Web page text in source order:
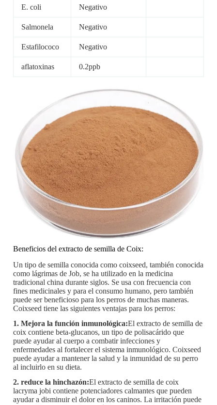
E. coli Negativo
Salmonela Negativo
Estafilococo Negativo
aflatoxinas 0.2ppb
Beneficios del extracto de semilla de Coix:
Un tipo de semilla conocida como coixseed, también conocida
como lágrimas de Job, se ha utilizado en la medicina
tradicional china durante siglos. Se usa con frecuencia con
fines medicinales y para el consumo humano, pero también
puede ser beneficioso para los perros de muchas maneras.
Coixseed tiene las siguientes ventajas para los perros:
1. Mejora la función inmunológica:El extracto de semilla de
coix contiene beta-glucanos, un tipo de polisacárido que
puede ayudar al cuerpo a combatir infecciones y
enfermedades al fortalecer el sistema inmunológico. Coixseed
puede ayudar a mantener la salud y la inmunidad de su perro
al incluirlo en su dieta.
2. reduce la hinchazón:El extracto de semilla de coix
lacryma jobi contiene potenciadores calmantes que pueden
ayudar a disminuir el dolor en los caninos. La irritación puede